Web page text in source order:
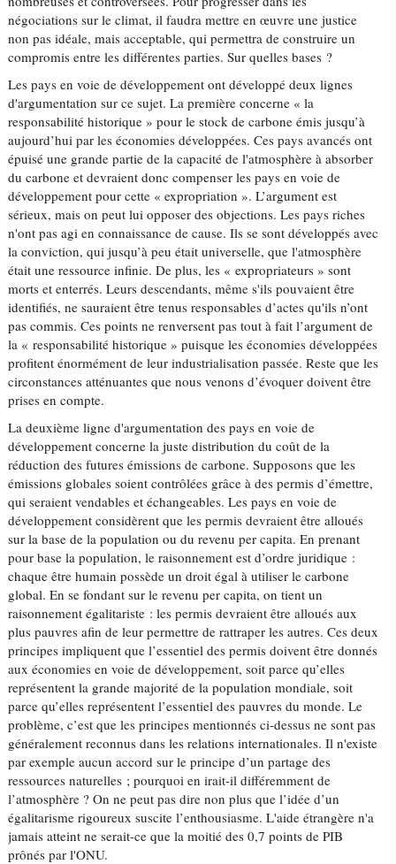
négociations sur le climat, il faudra mettre en œuvre une justice
non pas idéale, mais acceptable, qui permettra de construire un
compromis entre les différentes parties. Sur quelles bases ?
Les pays en voie de développement ont développé deux lignes
d'argumentation sur ce sujet. La première concerne « la
responsabilité historique » pour le stock de carbone émis jusqu’à
aujourd’hui par les économies développées. Ces pays avancés ont
épuisé une grande partie de la capacité de l'atmosphère à absorber
du carbone et devraient donc compenser les pays en voie de
développement pour cette « expropriation ». L’argument est
sérieux, mais on peut lui opposer des objections. Les pays riches
n'ont pas agi en connaissance de cause. Ils se sont développés avec
la conviction, qui jusqu’à peu était universelle, que l'atmosphère
était une ressource infinie. De plus, les « expropriateurs » sont
morts et enterrés. Leurs descendants, même s'ils pouvaient être
identifiés, ne sauraient être tenus responsables d’actes qu'ils n’ont
pas commis. Ces points ne renversent pas tout à fait l’argument de
la « responsabilité historique » puisque les économies développées
profitent énormément de leur industrialisation passée. Reste que les
circonstances atténuantes que nous venons d’évoquer doivent être
prises en compte.
La deuxième ligne d'argumentation des pays en voie de
développement concerne la juste distribution du coût de la
réduction des futures émissions de carbone. Supposons que les
émissions globales soient contrôlées grâce à des permis d’émettre,
qui seraient vendables et échangeables. Les pays en voie de
développement considèrent que les permis devraient être alloués
sur la base de la population ou du revenu per capita. En prenant
pour base la population, le raisonnement est d’ordre juridique :
chaque être humain possède un droit égal à utiliser le carbone
global. En se fondant sur le revenu per capita, on tient un
raisonnement égalitariste : les permis devraient être alloués aux
plus pauvres afin de leur permettre de rattraper les autres. Ces deux
principes impliquent que l’essentiel des permis doivent être donnés
aux économies en voie de développement, soit parce qu’elles
représentent la grande majorité de la population mondiale, soit
parce qu’elles représentent l’essentiel des pauvres du monde. Le
problème, c’est que les principes mentionnés ci-dessus ne sont pas
généralement reconnus dans les relations internationales. Il n'existe
par exemple aucun accord sur le principe d’un partage des
ressources naturelles ; pourquoi en irait-il différemment de
l’atmosphère ? On ne peut pas dire non plus que l’idée d’un
égalitarisme rigoureux suscite l’enthousiasme. L'aide étrangère n'a
jamais atteint ne serait-ce que la moitié des 0,7 points de PIB
prônés par l'ONU.